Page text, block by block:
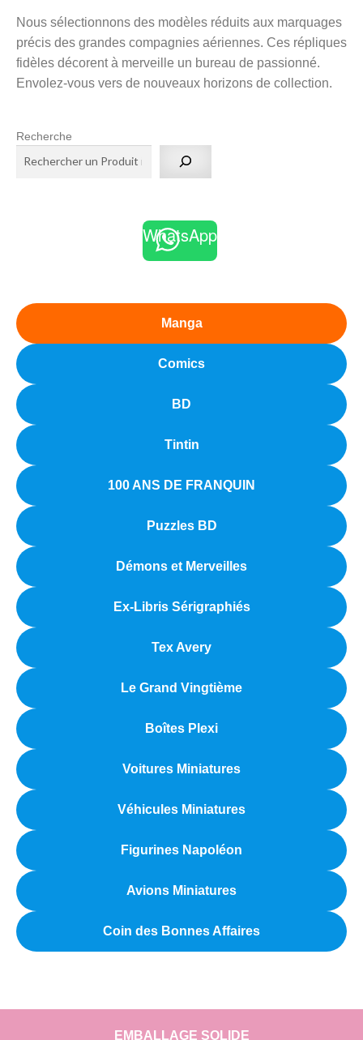
Nous sélectionnons des modèles réduits aux marquages
précis des grandes compagnies aériennes. Ces répliques
fidèles décorent à merveille un bureau de passionné.
Envolez-vous vers de nouveaux horizons de collection.
Recherche
WhatsApp
Manga
Comics
BD
Tintin
100 ANS DE FRANQUIN
Puzzles BD
Démons et Merveilles
Ex-Libris Sérigraphiés
Tex Avery
Le Grand Vingtième
Boîtes Plexi
Voitures Miniatures
Véhicules Miniatures
Figurines Napoléon
Avions Miniatures
Coin des Bonnes Affaires
EMBALLAGE SOLIDE